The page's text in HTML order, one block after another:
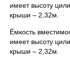
имеет высоту
крыши – 2,32м.
Ёмкость
имеет высоту
крыши – 2,32м.